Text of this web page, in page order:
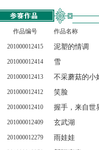
作品编号 作品名称
201000012415 泥塑的情调
201000012414 雪
201000012413 不采蘑菇的小
201000012412 笑脸
201000012410 握手，来自世
201000012409 玄武湖
201000012279 雨娃娃